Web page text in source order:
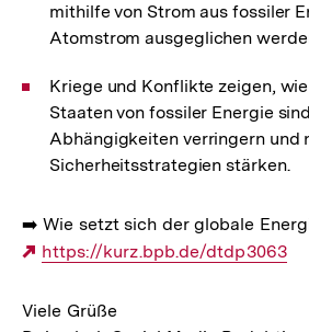
mithilfe von Strom aus fossiler
Atomstrom ausgeglichen
Kriege und Konflikte zeigen,
Staaten von fossiler Energie
Abhängigkeiten verringern und
Sicherheitsstrategien stärken.
➡️ Wie setzt sich der globale
Externer
https://kurz.bpb.de/dtdp3063
Viele Grüße